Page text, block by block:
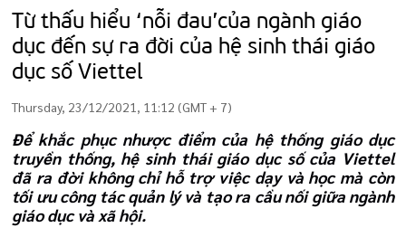
Từ thấu hiểu ‘nỗi đau’của ngành giáo
dục đến sự ra đời của hệ sinh thái giáo
dục số Viettel
Thursday, 23/12/2021, 11:12 (GMT + 7)
Để khắc phục nhược điểm của hệ thống giáo dục
truyền thống, hệ sinh thái giáo dục số của Viettel
đã ra đời không chỉ hỗ trợ việc dạy và học mà còn
tối ưu công tác quản lý và tạo ra cầu nối giữa ngành
giáo dục và xã hội.